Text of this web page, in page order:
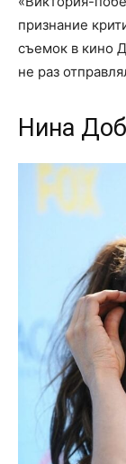
признание
съемок в кино
не раз
Нина